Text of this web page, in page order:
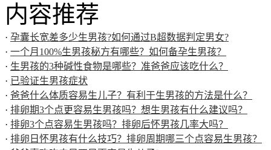
内容推荐
· 孕囊长宽差多少生男孩?如何通过B超数据判定男女?
· 一个月100%生男孩秘方有哪些？如何备孕生男孩？
· 生男孩的3种碱性食物是哪些？准爸爸应该吃什么？
· 已验证生男孩症状
· 爸爸什么体质容易生儿子？有利于生男孩的方法是什么？
· 排卵期3个点更容易生男孩吗？想生男孩有什么建议吗？
· 排卵3个点容易生男孩吗？排卵后怀男孩几率大吗？
· 排卵日怀男孩有什么技巧？排卵周期哪三个点容易生男孩？